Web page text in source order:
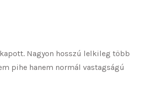
Nagyon hosszú lelkileg több
pihe hanem normál vastagságú